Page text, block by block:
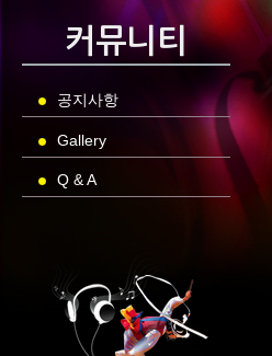
커뮤니티
공지사항
Gallery
Q & A